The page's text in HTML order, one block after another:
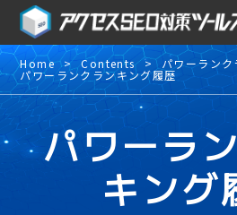
Home Contents パワーラン
パワーランクランキング履歴
パワーラ
キング